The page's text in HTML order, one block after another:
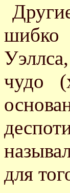
шибко
чудо
для